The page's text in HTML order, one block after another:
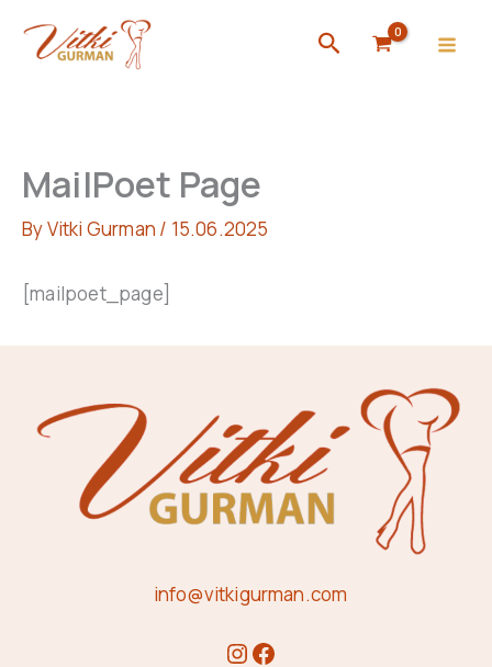
content
Search
MailPoet Page
ByVitki Gurman / 15.06.2025
[mailpoet_page]
info@vitkigurman.com